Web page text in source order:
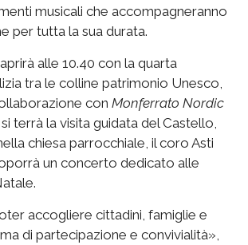
musicali che accompagneranno
per tutta la sua durata.
alle 10.40 con la quarta
tra le colline patrimonio Unesco,
con Monferrato Nordic
si terrà la visita guidata del Castello,
chiesa parrocchiale, il coro Asti
un concerto dedicato alle
accogliere cittadini, famiglie e
di partecipazione e convivialità»,